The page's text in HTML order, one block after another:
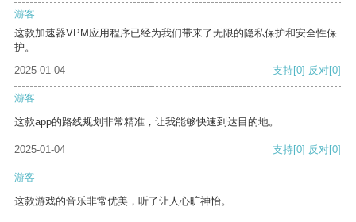
游客
这款加速器VPM应用程序已经为我们带来了无限的隐私保护和安全性保
护。
2025-01-04
支持[0] 反对[0]
游客
这款app的路线规划非常精准，让我能够快速到达目的地。
2025-01-04 支持[0] 反对[0]
游客
这款游戏的音乐非常优美，听了让人心旷神怡。